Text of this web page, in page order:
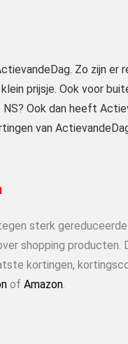
Zo zijn er
prijsje. Ook voor
Ook dan heeft
van
sterk
shopping producten.
kortingen,
of Amazon.